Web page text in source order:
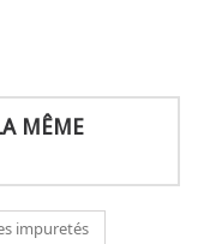
MÊME